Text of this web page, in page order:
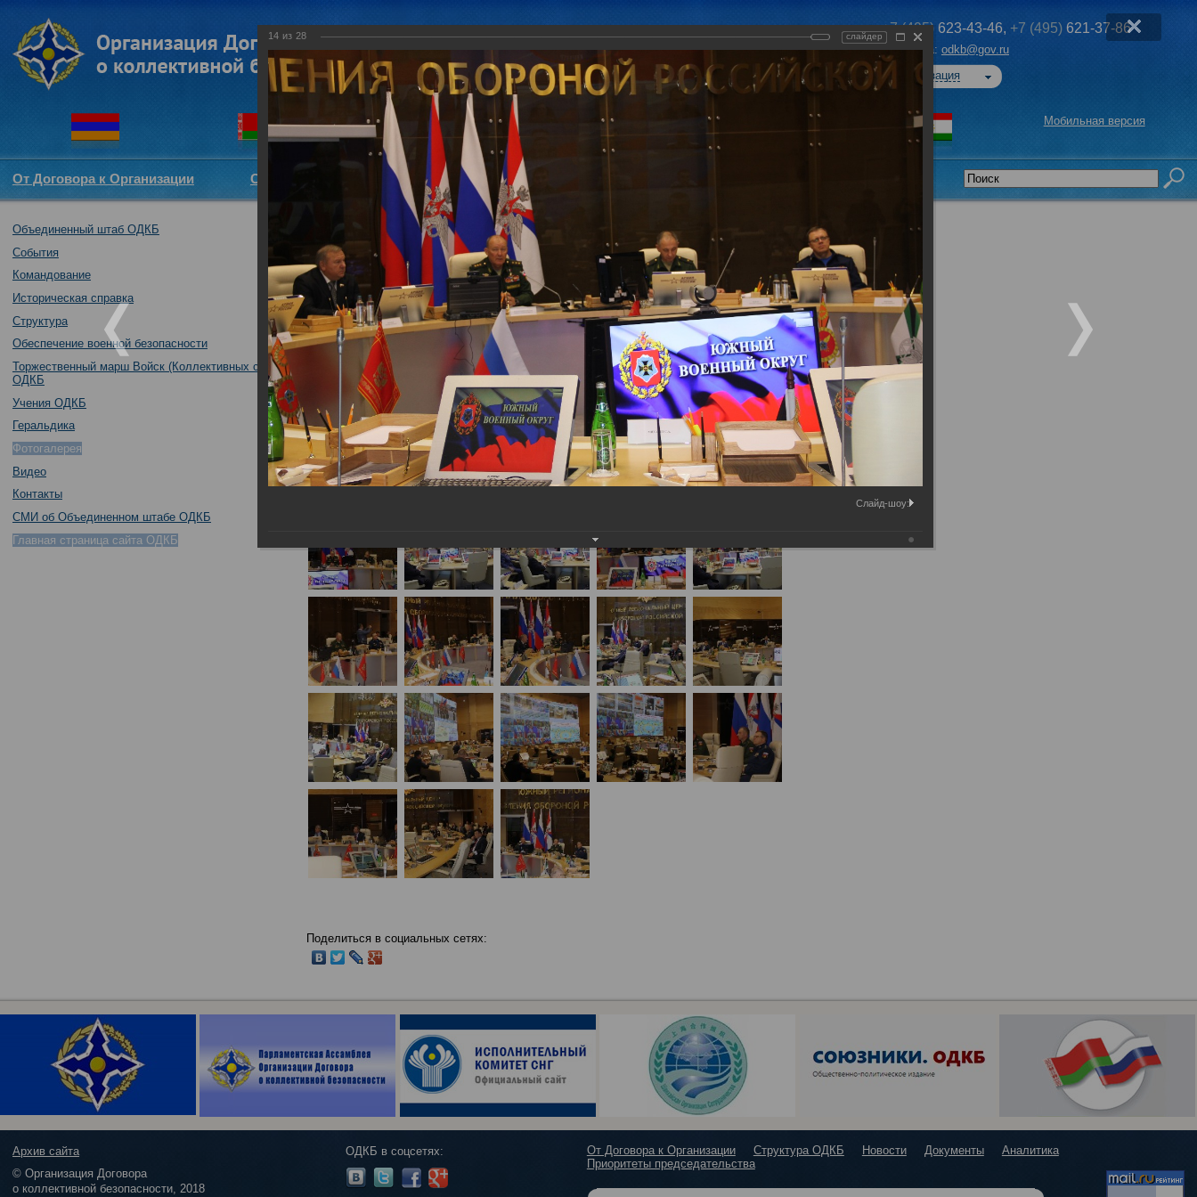
+7 (495) 623-43-46, +7 (495) 621-37-86
Эл. почта: odkb@gov.ru
Авторизация
Мобильная версия
От Договора к Организации Структура ОДКБ Новости Документы
Объединенный штаб ОДКБ
События
Командование
Историческая справка
Структура
Обеспечение военной безопасности
Торжественный марш Войск (Коллективных сил)
ОДКБ
Учения ОДКБ
Геральдика
Фотогалерея
Видео
Контакты
СМИ об Объединенном штабе ОДКБ
Главная страница сайта ОДКБ
Участие Объединенного штаба ОДКБ в заседании Координационного совещания председателей
комитетов (комиссий) по обороне и безопасности парламентов государств-членов ОДКБ при
Совете Парламентской Ассамблеи ОДКБ
02.10.2017
Поделиться в социальных сетях:
Архив сайта
© Организация Договора
о коллективной безопасности, 2018
ОДКБ в соцсетях: От Договора к Организации Структура ОДКБ Новости Документы
Аналитика
Приоритеты председательства
14 из 28 слайдер
Слайд-шоу: